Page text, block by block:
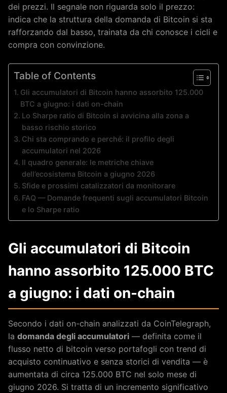
dei prezzi. Il segnale non riguarda solo il prezzo:
indica che la struttura della domanda di Bitcoin si sta
rafforzando dal basso, trainata da chi conosce i cicli e
compra con convinzione.
Table of Contents
Gli accumulatori di Bitcoin hanno assorbito 125.000
BTC a giugno: i dati on-chain
Lo Sharpe ratio di Bitcoin si avvicina alla zona a
basso rischio storico
Chi sta comprando e perché: il profilo degli
accumulatori nel 2026
Il quadro generale: le metriche chiave
dell’ecosistema Bitcoin a giugno 2026
Sfide e prossimi catalizzatori da monitorare
FAQ — Domande frequenti sugli accumulatori Bitcoin
e lo Sharpe ratio
Gli accumulatori di Bitcoin
hanno assorbito 125.000 BTC
a giugno: i dati on-chain
Secondo i dati on-chain analizzati da CoinTelegraph,
la domanda degli accumulatori — definita come il
flusso netto di bitcoin verso portafogli con trend di
acquisto continuativo e senza storici di vendita — è
aumentata di circa 125.000 BTC nel solo mese di
giugno 2026. Si tratta di un incremento significativo